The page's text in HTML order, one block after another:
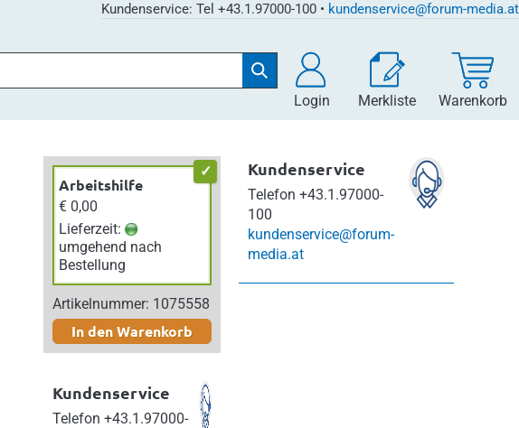
Kundenservice: Tel +43.1.97000-100 • kundenservice@forum-media.at
Login Merkliste Warenkorb
Arbeitshilfe
€ 0,00
Lieferzeit:
umgehend nach
Bestellung
Artikelnummer: 1075558
In den Warenkorb
Kundenservice
Telefon +43.1.97000-
Kundenservice
Telefon +43.1.97000-
100
kundenservice@forum-
media.at